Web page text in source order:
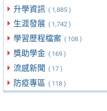
升學資訊 ( 1,885 )
生涯發展 ( 1,742 )
學習歷程檔案 ( 108 )
獎助學金 ( 169 )
流感新聞 ( 17 )
防疫專區 ( 118 )